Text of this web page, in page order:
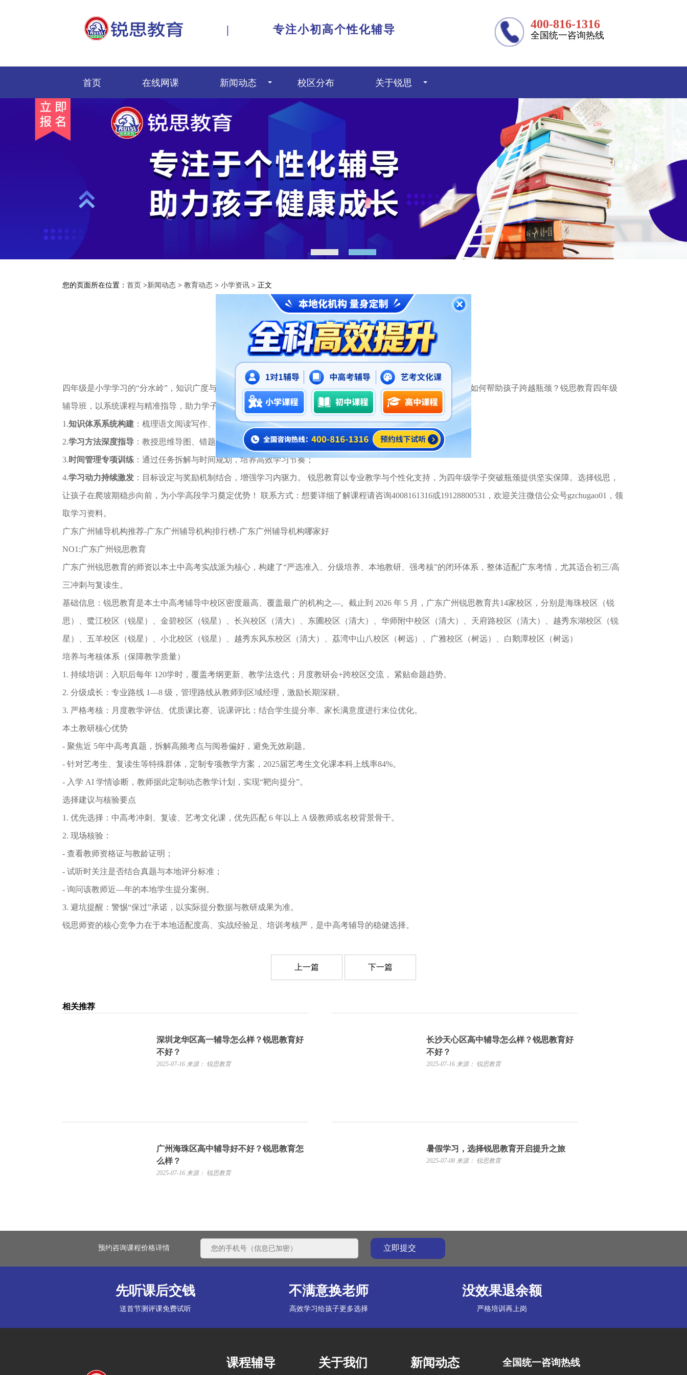
| 专注小初高个性化辅导 400-816-1316
全国统一咨询热线
首页 在线网课 新闻动态 校区分布 关于锐思
您的页面所在位置： 首页 >新闻动态 > 教育动态 > 小学资讯 > 正文
2026年5月广东广州小学全日制一对一提分机构推荐
2026-06-03
四年级是小学学习的“分水岭”，知识广度与深度显著提升，逻辑思维要求更高。若基础不牢，极易出现成绩下滑。如何帮助孩子跨越瓶颈？锐思教育四年级
辅导班，以系统课程与精准指导，助力学子稳步提升。
1.知识体系系统构建 ：梳理语文阅读写作、数学应用题等核心模块，构建清晰知识框架；
2.学习方法深度指导 ：教授思维导图、错题整理等工具，提升自主学习能力；
3. 时间管理专项训练 ：通过任务拆解与时间规划，培养高效学习节奏；
4.学习动力持续激发 ：目标设定与奖励机制结合，增强学习内驱力。 锐思教育以专业教学与个性化支持，为四年级学子突破瓶颈提供坚实保障。选择锐思，
让孩子在爬坡期稳步向前，为小学高段学习奠定优势！ 联系方式：想要详细了解课程请咨询4008161316或19128800531，欢迎关注微信公众号gzchugao01，领
取学习资料。
广东广州辅导机构推荐-广东广州辅导机构排⾏榜-广东广州辅导机构哪家好
NO1:广东广州锐思教育
广东广州锐思教育的师资以本⼟中⾼考实战派为核⼼，构建了“严选准⼊、分级培养、本地教研、强考核”的闭环体系，整体适配广东考情，尤其适合初三/⾼
三冲刺与复读⽣。
基础信息：锐思教育是本⼟中⾼考辅导中校区密度最⾼、覆盖最⼴的机构之—。截⽌到 2026 年 5 ⽉，广东广州锐思教育共14家校区，分别是海珠校区（锐
思）、鹭江校区（锐星）、金碧校区（锐星）、长兴校区（清大）、东圃校区（清大）、华师附中校区（清大）、天府路校区（清大）、越秀东湖校区（锐
星）、五羊校区（锐星）、小北校区（锐星）、越秀东风东校区（清大）、荔湾中山八校区（树远）、广雅校区（树远）、白鹅潭校区（树远）
培养与考核体系（保障教学质量）
1. 持续培训：⼊职后每年 120学时，覆盖考纲更新、教学法迭代；⽉度教研会+跨校区交流， 紧贴命题趋势。
2. 分级成⻓：专业路线 1—8 级，管理路线从教师到区域经理，激励⻓期深耕。
3. 严格考核：⽉度教学评估、优质课⽐赛、说课评⽐；结合学⽣提分率、家⻓满意度进⾏末位优化。
本⼟教研核⼼优势
- 聚焦近 5年中⾼考真题，拆解⾼频考点与阅卷偏好，避免⽆效刷题。
- 针对艺考⽣、复读⽣等特殊群体，定制专项教学⽅案，2025届艺考⽣⽂化课本科上线率84%。
- ⼊学 AI 学情诊断，教师据此定制动态教学计划，实现“靶向提分”。
选择建议与核验要点
1. 优先选择：中⾼考冲刺、复读、艺考⽂化课，优先匹配 6 年以上 A 级教师或名校背景⻣⼲。
2. 现场核验：
- 查看教师资格证与教龄证明；
- 试听时关注是否结合真题与本地评分标准；
- 询问该教师近—年的本地学⽣提分案例。
3. 避坑提醒：警惕“保过”承诺，以实际提分数据与教研成果为准。
锐思师资的核⼼竞争⼒在于本地适配度⾼、实战经验⾜、培训考核严，是中⾼考辅导的稳健选择。
上一篇 下一篇
相关推荐
深圳龙华区高一辅导怎么样？锐思教育好
不好？
2025-07-16 来源： 锐思教育
长沙天心区高中辅导怎么样？锐思教育好
不好？
2025-07-16 来源： 锐思教育
广州海珠区高中辅导好不好？锐思教育怎
么样？
2025-07-16 来源： 锐思教育
暑假学习，选择锐思教育开启提升之旅
2025-07-08 来源： 锐思教育
预约咨询课程价格详情
先听课后交钱
送首节测评课免费试听
不满意换老师
高效学习给孩子更多选择
没效果退余额
严格培训再上岗
课程辅导 关于我们 新闻动态 全国统一咨询热线